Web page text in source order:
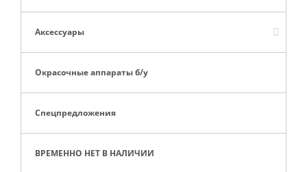
Аксессуары
Окрасочные аппараты б/у
Спецпредложения
ВРЕМЕННО НЕТ В НАЛИЧИИ